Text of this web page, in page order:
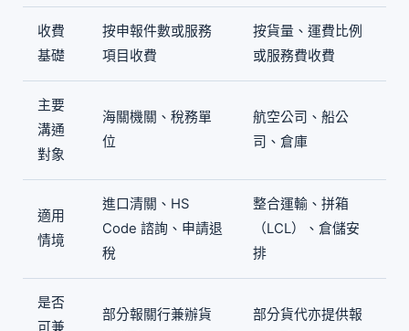
收費
基礎
按申報件數或服務
項目收費
按貨量、運費比例
或服務費收費
主要
溝通
對象
海關機關、稅務單
位
航空公司、船公
司、倉庫
適用
情境
進口清關、HS
Code 諮詢、申請退
稅
整合運輸、拼箱
（LCL）、倉儲安
排
是否
可兼
部分報關行兼辦貨
部分貨代亦提供報